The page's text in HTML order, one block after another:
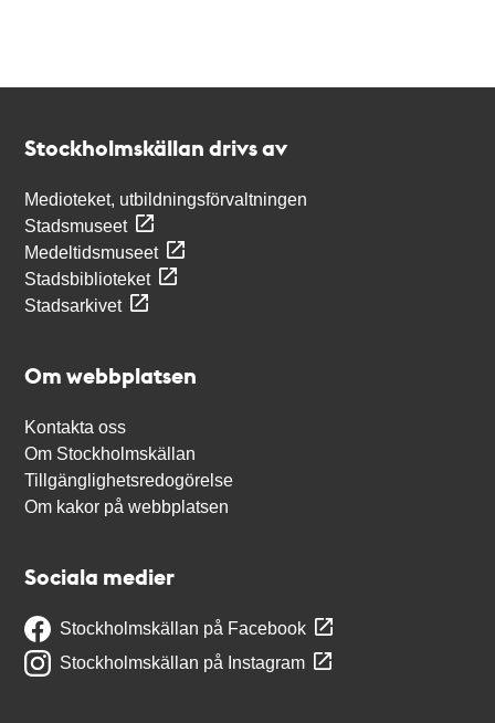
Stockholmskällan drivs av
Medioteket, utbildningsförvaltningen
Stadsmuseet
Medeltidsmuseet
Stadsbiblioteket
Stadsarkivet
Om webbplatsen
Kontakta oss
Om Stockholmskällan
Tillgänglighetsredogörelse
Om kakor på webbplatsen
Sociala medier
Stockholmskällan på Facebook
Stockholmskällan på Instagram